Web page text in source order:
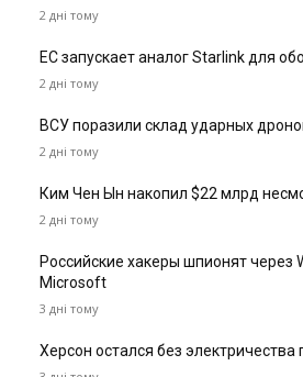
2 дні тому
ЕС запускает аналог Starlink для
2 дні тому
ВСУ поразили склад ударных
2 дні тому
Ким Чен Ын накопил $22 млрд
2 дні тому
Российские хакеры шпионят через
Microsoft
3 дні тому
Херсон остался без электричества